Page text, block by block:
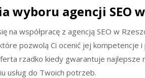
wyboru agencji SEO
na współpracę z agencją SEO w
pozwolą Ci ocenić jej kompetencje
rzadko kiedy gwarantuje najlepsze
usług do Twoich potrzeb.